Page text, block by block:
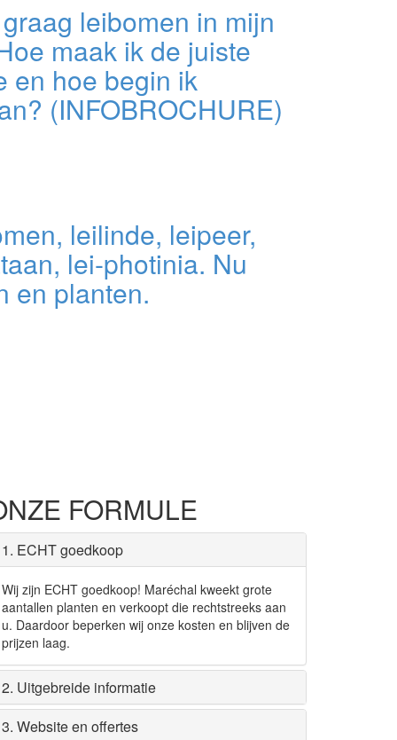
leibomen in mijn
maak ik de juiste
en hoe begin ik
(INFOBROCHURE)
leilinde, leipeer,
lei-photinia. Nu
en planten.
FORMULE
1. ECHT goedkoop
Wij zijn ECHT goedkoop! Maréchal kweekt grote
aantallen planten en verkoopt die rechtstreeks aan
u. Daardoor beperken wij onze kosten en blijven de
prijzen laag.
2. Uitgebreide informatie
3. Website en offertes